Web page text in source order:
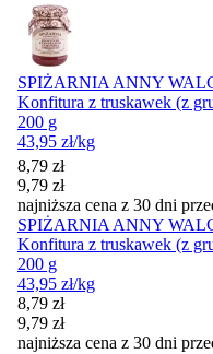
SPIŻARNIA ANNY
Konfitura z truskawek (z
200 g
43,95 zł/kg
Cena promocyjna
8,79 zł
9,79 zł
najniższa cena z 30 dni
SPIŻARNIA ANNY
Konfitura z truskawek (z
200 g
43,95 zł/kg
Cena promocyjna
8,79 zł
9,79 zł
najniższa cena z 30 dni